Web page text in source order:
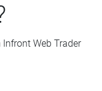
Web Trader